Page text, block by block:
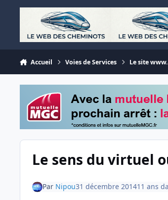
Aller au contenu
Accueil Voies de Services Le site
Le sens du virtuel
Par Nipou31 décembre 201411 ans